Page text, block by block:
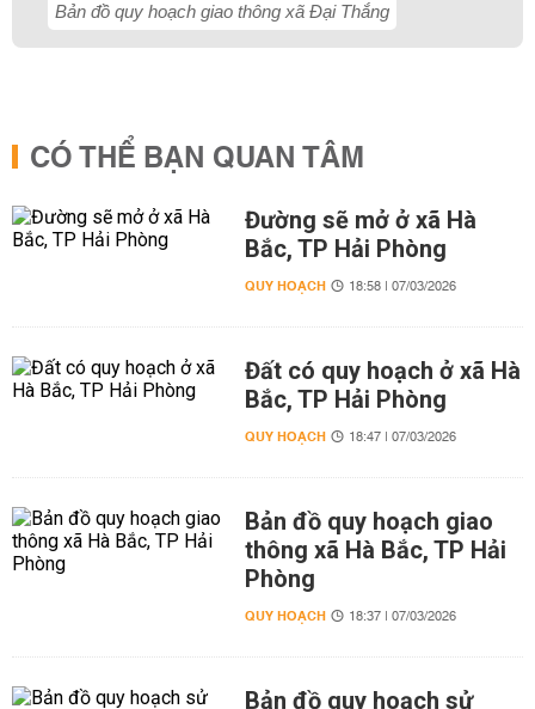
Bản đồ quy hoạch giao thông xã Đại Thắng
CÓ THỂ BẠN QUAN TÂM
Đường sẽ mở ở xã Hà
Bắc, TP Hải Phòng
QUY HOẠCH 18:58 | 07/03/2026
Đất có quy hoạch ở xã Hà
Bắc, TP Hải Phòng
QUY HOẠCH 18:47 | 07/03/2026
Bản đồ quy hoạch giao
thông xã Hà Bắc, TP Hải
Phòng
QUY HOẠCH 18:37 | 07/03/2026
Bản đồ quy hoạch sử